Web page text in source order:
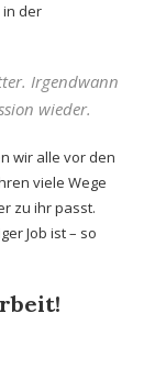
in der
Irgendwann
wieder.
wir alle vor den
viele Wege
zu ihr passt.
Job ist – so